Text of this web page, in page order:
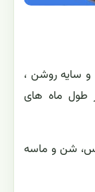
و سایه روشن ،
طول ماه های
شن و ماسه